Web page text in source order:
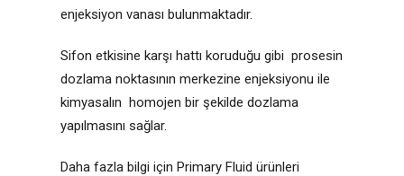
enjeksiyon vanası bulunmaktadır.
Sifon etkisine karşı hattı koruduğu gibi prosesin
dozlama noktasının merkezine enjeksiyonu ile
kimyasalın homojen bir şekilde dozlama
yapılmasını sağlar.
Daha fazla bilgi için Primary Fluid ürünleri